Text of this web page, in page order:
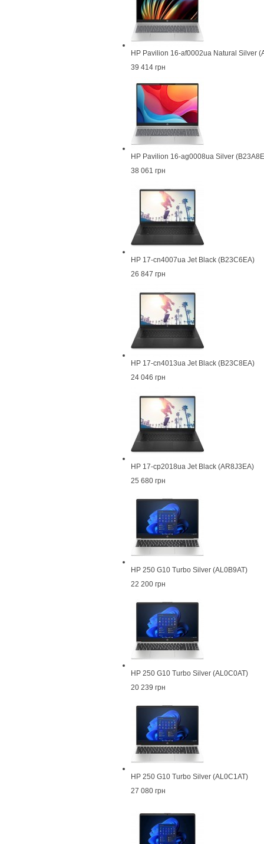
HP Pavilion 16-af0002ua Natural Silver
39 414 грн
HP Pavilion 16-ag0008ua Silver
38 061 грн
HP 17-cn4007ua Jet Black (B23C6EA)
26 847 грн
HP 17-cn4013ua Jet Black (B23C8EA)
24 046 грн
HP 17-cp2018ua Jet Black (AR8J3EA)
25 680 грн
HP 250 G10 Turbo Silver (AL0B9AT)
22 200 грн
HP 250 G10 Turbo Silver (AL0C0AT)
20 239 грн
HP 250 G10 Turbo Silver (AL0C1AT)
27 080 грн